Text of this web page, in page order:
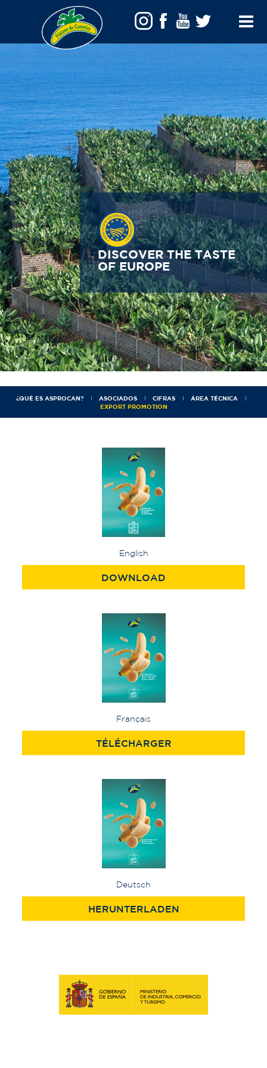
Menu
DISCOVER THE TASTE
OF EUROPE
¿QUÉ ES ASPROCAN? ASOCIADOS CIFRAS
ÁREA TÉCNICA
EXPORT PROMOTION
English
DOWNLOAD
Français
TÉLÉCHARGER
Deutsch
HERUNTERLADEN